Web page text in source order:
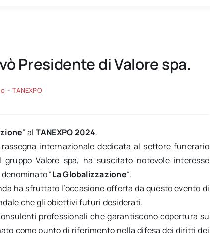
Presidente di Valore spa.
- TANEXPO
” al TANEXPO 2024.
rassegna internazionale dedicata al settore funerario
Valore spa, ha suscitato notevole interesse
“La Globalizzazione“.
ha sfruttato l’occasione offerta da questo evento di
che gli obiettivi futuri desiderati.
professionali che garantiscono copertura su
come punto di riferimento nella difesa dei diritti dei